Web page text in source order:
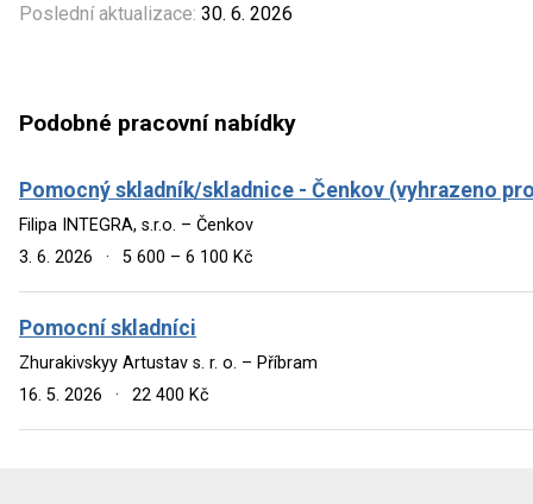
Poslední aktualizace: 30. 6. 2026
Podobné pracovní nabídky
Pomocný skladník/skladnice - Čenkov (vyhrazeno
Filipa INTEGRA, s.r.o. – Čenkov
3. 6. 2026
· 5 600 – 6 100 Kč
Pomocní skladníci
Zhurakivskyy Artustav s. r. o. – Příbram
16. 5. 2026
· 22 400 Kč